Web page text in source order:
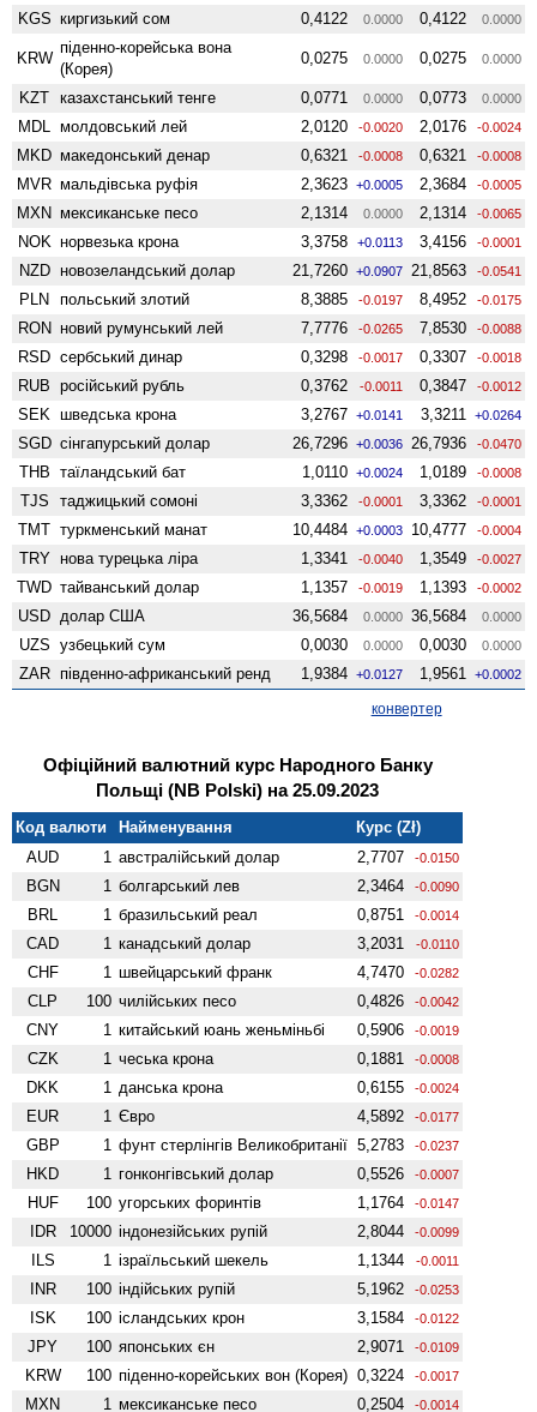
KGS киргизький сом 0,4122 0.0000 0,4122 0.0000
KRW
піденно-корейська вона
(Корея)
0,0275 0.0000 0,0275 0.0000
KZT казахстанський тенге 0,0771 0.0000 0,0773 0.0000
MDL молдовський лей 2,0120 -0.0020 2,0176 -0.0024
MKD македонський денар 0,6321 -0.0008 0,6321 -0.0008
MVR мальдівська руфія 2,3623 +0.0005 2,3684 -0.0005
MXN мексиканське песо 2,1314 0.0000 2,1314 -0.0065
NOK норвезька крона 3,3758 +0.0113 3,4156 -0.0001
NZD ново­зеландський долар 21,7260 +0.0907 21,8563 -0.0541
PLN польський злотий 8,3885 -0.0197 8,4952 -0.0175
RON новий румунський лей 7,7776 -0.0265 7,8530 -0.0088
RSD сербський динар 0,3298 -0.0017 0,3307 -0.0018
RUB російський рубль 0,3762 -0.0011 0,3847 -0.0012
SEK шведська крона 3,2767 +0.0141 3,3211 +0.0264
SGD сінгапурський долар 26,7296 +0.0036 26,7936 -0.0470
THB таїландський бат 1,0110 +0.0024 1,0189 -0.0008
TJS таджицький сомоні 3,3362 -0.0001 3,3362 -0.0001
TMT туркменський манат 10,4484 +0.0003 10,4777 -0.0004
TRY нова турецька ліра 1,3341 -0.0040 1,3549 -0.0027
TWD тайванський долар 1,1357 -0.0019 1,1393 -0.0002
USD долар США 36,5684 0.0000 36,5684 0.0000
UZS узбецький сум 0,0030 0.0000 0,0030 0.0000
ZAR південно-африканський ренд 1,9384 +0.0127 1,9561 +0.0002
конвертер
Офіційний валютний курс Народного Банку
Польщі (NB Polski) на 25.09.2023
Код валюти Найменування
Курс (Zł)
AUD
1 австралійський долар 2,7707 -0.0150
BGN 1 болгарський лев 2,3464 -0.0090
BRL 1 бразильський реал 0,8751 -0.0014
CAD 1 канадський долар 3,2031 -0.0110
CHF 1 швейцарський франк 4,7470 -0.0282
CLP 100 чилійських песо 0,4826 -0.0042
CNY 1 китайський юань женьмiньбi 0,5906 -0.0019
CZK 1 чеська крона 0,1881 -0.0008
DKK 1 данська крона 0,6155 -0.0024
EUR 1 Євро 4,5892 -0.0177
GBP 1 фунт стерлінгів Велико­британії 5,2783 -0.0237
HKD 1 гонконгівський долар 0,5526 -0.0007
HUF 100 угорських форинтів 1,1764 -0.0147
IDR 10000 індонезійських рупій 2,8044 -0.0099
ILS 1 ізраїльський шекель 1,1344 -0.0011
INR 100 індійських рупій 5,1962 -0.0253
ISK 100 ісландських крон 3,1584 -0.0122
JPY 100 японських єн 2,9071 -0.0109
KRW 100 піденно-корейських вон (Корея) 0,3224 -0.0017
MXN 1 мексиканське песо 0,2504 -0.0014